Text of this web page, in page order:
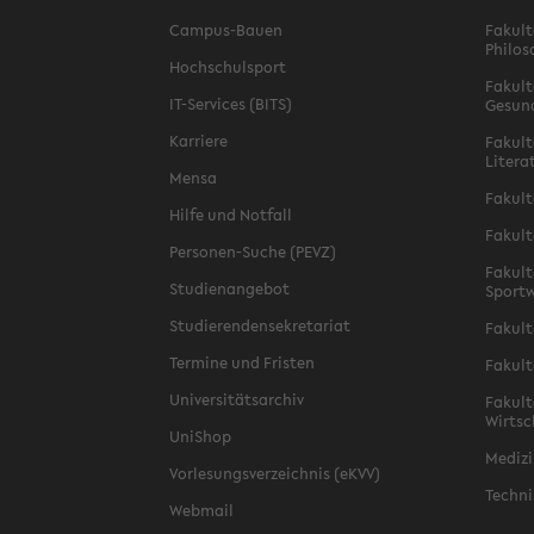
Campus-Bauen
Hochschulsport
IT-Services (BITS)
Karriere
Mensa
Hilfe und Notfall
Personen-Suche (PEVZ)
Studienangebot
Studierendensekretariat
Termine und Fristen
Universitätsarchiv
UniShop
Vorlesungsverzeichnis (eKVV)
Webmail